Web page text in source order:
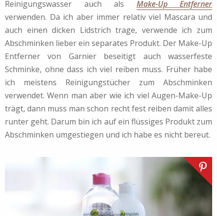
Reinigungswasser auch als Make-Up Entferner
verwenden. Da ich aber immer relativ viel Mascara und
auch einen dicken Lidstrich trage, verwende ich zum
Abschminken lieber ein separates Produkt. Der Make-Up
Entferner von Garnier beseitigt auch wasserfeste
Schminke, ohne dass ich viel reiben muss. Früher habe
ich meistens Reinigungstücher zum Abschminken
verwendet. Wenn man aber wie ich viel Augen-Make-Up
trägt, dann muss man schon recht fest reiben damit alles
runter geht. Darum bin ich auf ein flüssiges Produkt zum
Abschminken umgestiegen und ich habe es nicht bereut.